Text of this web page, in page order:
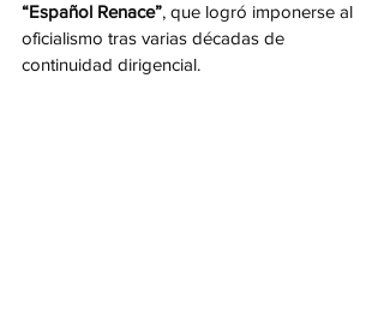
“Español Renace”, que logró imponerse al
oficialismo tras varias décadas de
continuidad dirigencial.